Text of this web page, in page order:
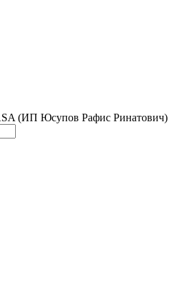
(ИП Юсупов Рафис Ринатович)